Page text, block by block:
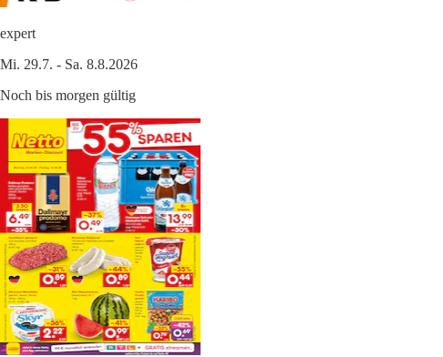
expert
Mi. 29.7. - Sa. 8.8.2026
Noch bis morgen gültig